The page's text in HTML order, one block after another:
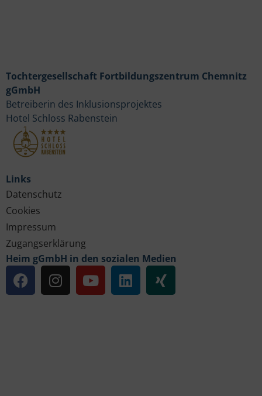
Links
Datenschutz
Cookies
Impressum
Zugangserklärung
Heim gGmbH in den sozialen Medien
Tochtergesellschaft Fortbildungszentrum Chemnitz
gGmbH
Betreiberin des Inklusionsprojektes
Hotel Schloss Rabenstein